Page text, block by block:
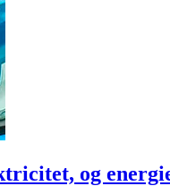
og